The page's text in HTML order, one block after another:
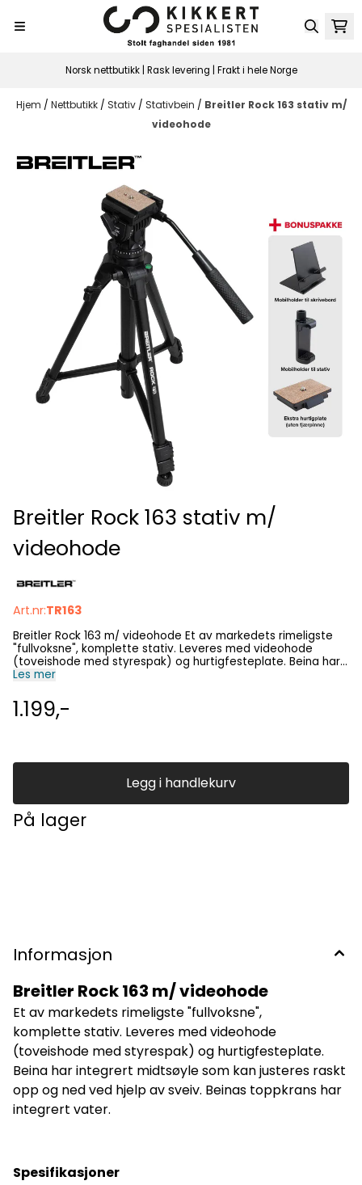
Norsk nettbutikk | Rask levering | Frakt i hele Norge
Hjem / Nettbutikk / Stativ / Stativbein / Breitler Rock 163 stativ m/
videohode
Breitler Rock 163 stativ m/
videohode
Art.nr:TR163
Breitler Rock 163 m/ videohode Et av markedets rimeligste
"fullvoksne", komplette stativ. Leveres med videohode
(toveishode med styrespak) og hurtigfesteplate. Beina har
integrert midtsøyle som kan justeres raskt opp og ned ved
Spesifikasjoner Artikkelnummer: TR163 Fabrikat: Breitler
Modellnavn: Rock 163 Stativets toppskrue, gjengediameter:
2 kg (inkl. hode)
Les mer
1.199,-
Legg i handlekurv
På lager
Informasjon
Breitler Rock 163 m/ videohode
Et av markedets rimeligste "fullvoksne",
komplette stativ. Leveres med videohode
(toveishode med styrespak) og hurtigfesteplate.
Beina har integrert midtsøyle som kan justeres raskt
opp og ned ved hjelp av sveiv. Beinas toppkrans har
integrert vater.
Spesifikasjoner